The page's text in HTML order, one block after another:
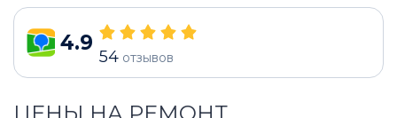
4.9
54 отзывов